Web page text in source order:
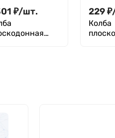
₽/шт. 229₽
Колба